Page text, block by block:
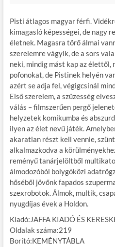
Pisti átlagos magyar férfi.
kimagasló képességei, de nagy
életnek. Magasra törő álmai
szerelemre vágyik, de a sors
neki, mindig mást kap az élettől,
pofonokat, de Pistinek helyén
azért se adja fel, végigcsinál
Első szerelem, a szüzesség
válás – filmszerűen pergő
helyzetek komikumba és
ilyen az élet nevű játék.
akaratlan részt kell vennie,
alkalmazkodva a
reményű tanárjelöltből
álmodozóból bolygóközi
hőséből jövőnk fapados
szexrobotok. Álmok, multik,
nyugdíjas évek a Holdon.
Kiadó:JAFFA KIADÓ ÉS
Oldalak száma:219
Borító:KEMÉNYTÁBLA